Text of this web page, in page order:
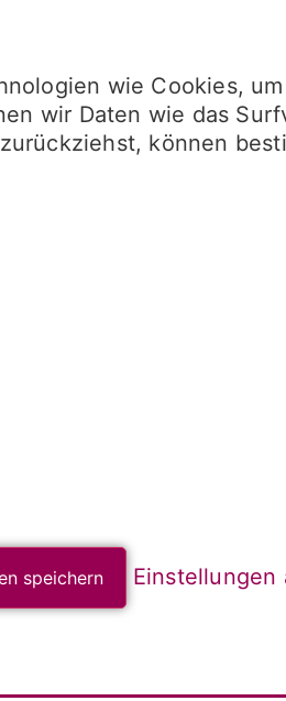
wie Cookies,
wir Daten wie das
können
speichern
Einstellungen